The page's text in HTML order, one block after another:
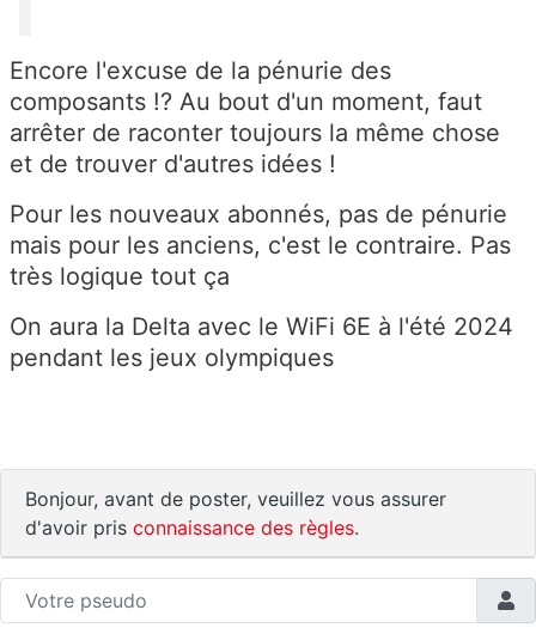
Encore l'excuse de la pénurie des
composants !? Au bout d'un moment, faut
arrêter de raconter toujours la même chose
et de trouver d'autres idées !
Pour les nouveaux abonnés, pas de pénurie
mais pour les anciens, c'est le contraire. Pas
très logique tout ça
On aura la Delta avec le WiFi 6E à l'été 2024
pendant les jeux olympiques
Bonjour, avant de poster, veuillez vous assurer
d'avoir pris connaissance des règles.